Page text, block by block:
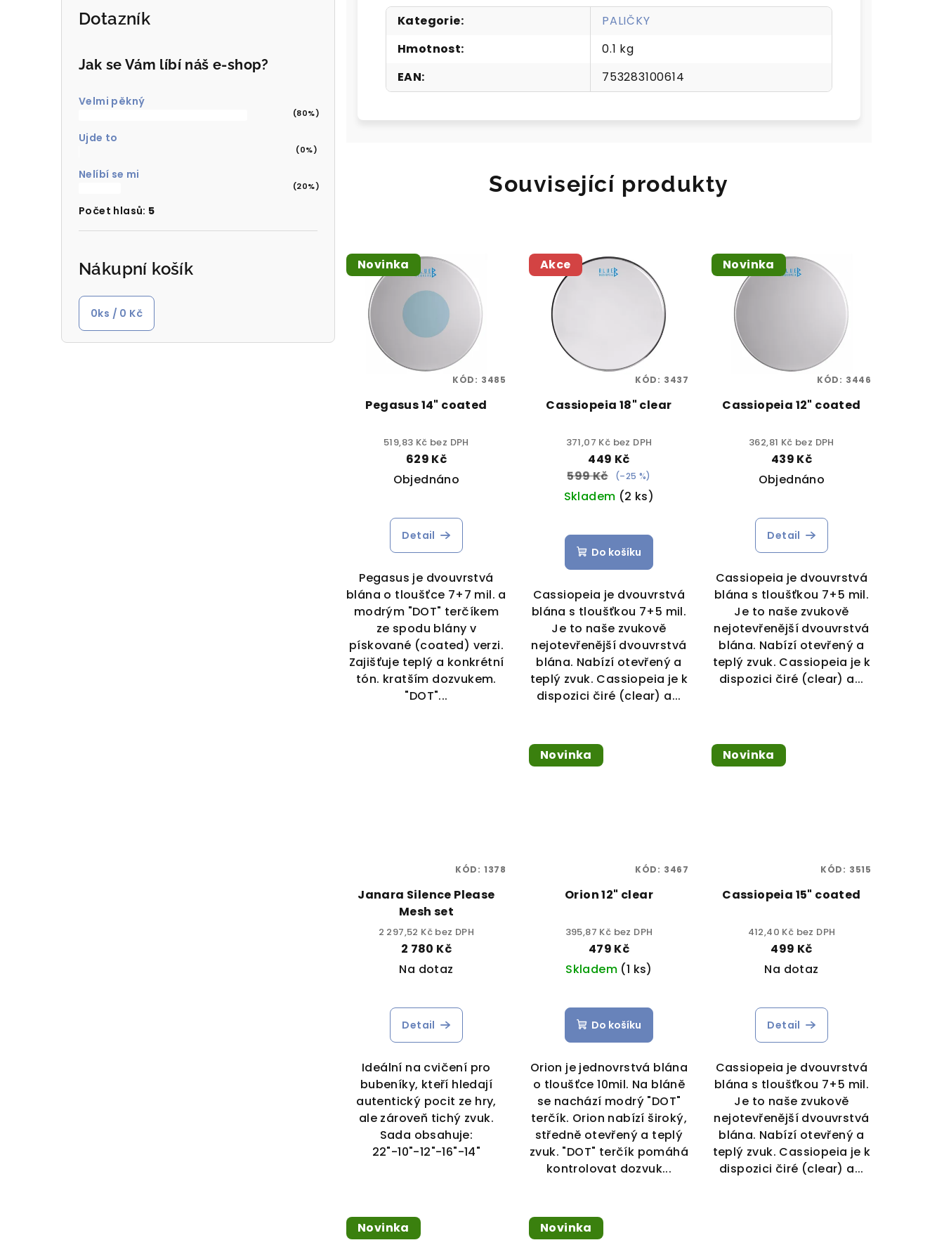
Dotazník
Jak se Vám líbí náš e-shop?
Velmi pěkný
(80%)
Ujde to
(0%)
Nelíbí se mi
(20%)
Počet hlasů: 5
Nákupní košík
0ks / 0 Kč
Kategorie:
PALIČKY
Hmotnost:
0.1 kg
EAN: 753283100614
Související produkty
Novinka
Pegasus 14" coated
519,83 Kč bez DPH
629 Kč
Objednáno
Detail
Pegasus je dvouvrstvá
blána o tloušťce 7+7 mil. a
modrým "DOT" terčíkem
ze spodu blány v
pískované (coated) verzi.
Zajišťuje teplý a konkrétní
tón. kratším dozvukem.
"DOT"...
KÓD: 3485
Akce
Cassiopeia 18" clear
371,07 Kč bez DPH
449 Kč
599 Kč
(–25 %)
Skladem (2 ks)
Do košíku
Cassiopeia je dvouvrstvá
blána s tloušťkou 7+5 mil.
Je to naše zvukově
nejotevřenější dvouvrstvá
blána. Nabízí otevřený a
teplý zvuk. Cassiopeia je k
dispozici čiré (clear) a...
KÓD: 3437
Novinka
Cassiopeia 12" coated
362,81 Kč bez DPH
439 Kč
Objednáno
Detail
Cassiopeia je dvouvrstvá
blána s tloušťkou 7+5 mil.
Je to naše zvukově
nejotevřenější dvouvrstvá
blána. Nabízí otevřený a
teplý zvuk. Cassiopeia je k
dispozici čiré (clear) a...
KÓD: 3446
Janara Silence Please
Mesh set
2 297,52 Kč bez DPH
2 780 Kč
Na dotaz
Detail
Ideální na cvičení pro
bubeníky, kteří hledají
autentický pocit ze hry,
ale zároveň tichý zvuk.
Sada obsahuje:
22"-10"-12"-16"-14"
KÓD: 1378
Novinka
Orion 12" clear
395,87 Kč bez DPH
479 Kč
Skladem (1 ks)
Do košíku
Orion je jednovrstvá blána
o tloušťce 10mil. Na bláně
se nachází modrý "DOT"
terčík. Orion nabízí široký,
středně otevřený a teplý
zvuk. "DOT" terčík pomáhá
kontrolovat dozvuk...
KÓD: 3467
Novinka
Cassiopeia 15" coated
412,40 Kč bez DPH
499 Kč
Na dotaz
hodnocení
produktu
je
5,0
z
5
hvězdiček.
Detail
Cassiopeia je dvouvrstvá
blána s tloušťkou 7+5 mil.
Je to naše zvukově
nejotevřenější dvouvrstvá
blána. Nabízí otevřený a
teplý zvuk. Cassiopeia je k
dispozici čiré (clear) a...
KÓD: 3515
Novinka Novinka